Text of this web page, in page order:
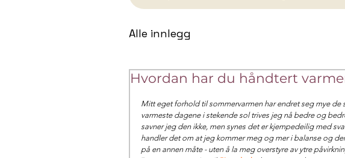
Alle innlegg
Hvordan har du håndtert
Mitt eget forhold til sommervarmen har endret seg mye de
varmeste dagene i stekende sol trives jeg nå bedre og
savner jeg den ikke, men synes det er kjempedeilig med
handler det om at jeg kommer meg og mer i balanse og
på en annen måte - uten å la meg overstyre av ytre